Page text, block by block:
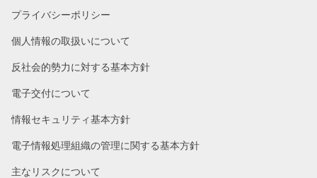
プライバシーポリシー
個人情報の取扱いについて
反社会的勢力に対する基本方針
電子交付について
情報セキュリティ基本方針
電子情報処理組織の管理に関する基本方針
主なリスクについて